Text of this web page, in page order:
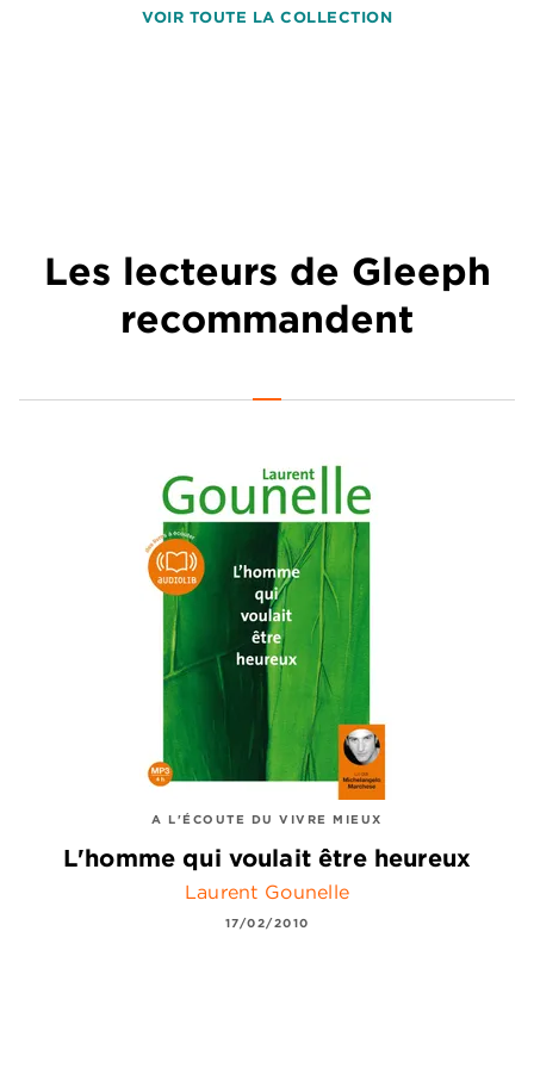
VOIR TOUTE LA COLLECTION
Les lecteurs de Gleeph
recommandent
A L'ÉCOUTE DU VIVRE MIEUX
L'homme qui voulait être heureux
Laurent Gounelle
17/02/2010